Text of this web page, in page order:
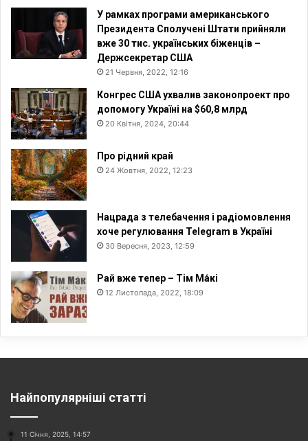
У рамках програми американського
Президента Сполучені Штати прийняли
вже 30 тис. українських біженців –
Держсекретар США
21 Червня, 2022, 12:16
Конгрес США ухвалив законопроект про
допомогу Україні на $60,8 млрд
20 Квітня, 2024, 20:44
Про рідний край
24 Жовтня, 2022, 12:23
Нацрада з телебачення і радіомовлення
хоче регулювання Telegram в Україні
30 Вересня, 2023, 12:59
Рай вже тепер – Тім Ма́кі
12 Листопада, 2022, 18:09
Найпопулярніші статті
11 Січня, 2025, 14:57